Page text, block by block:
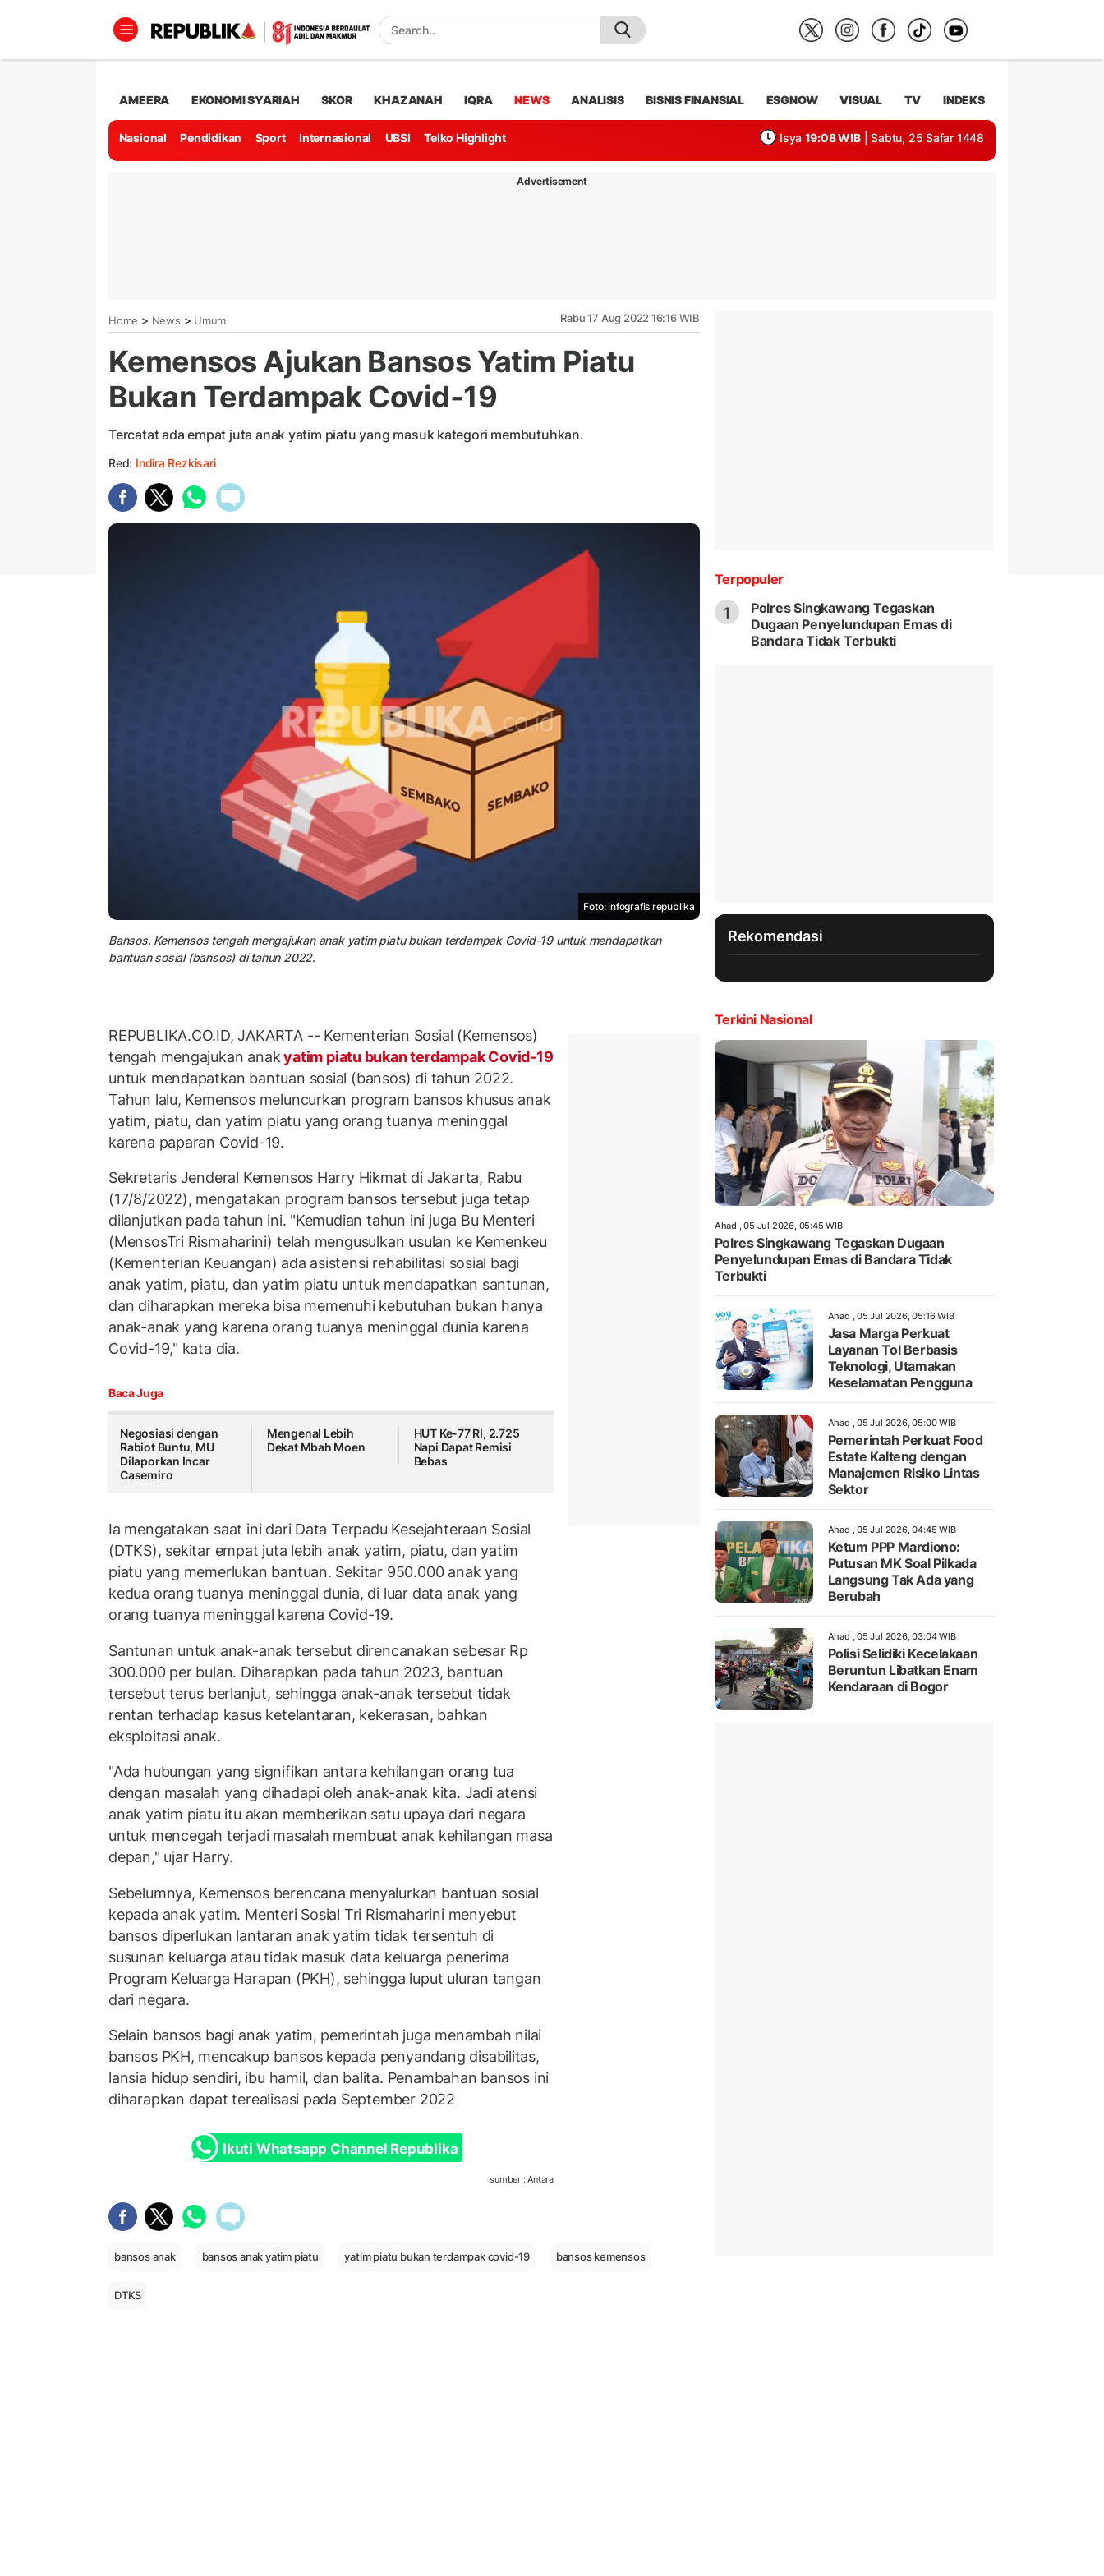
AMEERA EKONOMI SYARIAH SKOR KHAZANAH IQRA NEWS ANALISIS BISNIS FINANSIAL ESGNOW VISUAL TV INDEKS
Nasional Pendidikan Sport Internasional UBSI Telko Highlight Isya 19:08 WIB | Sabtu, 25 Safar 1448
Advertisement
Home > News > Umum Rabu 17 Aug 2022 16:16 WIB
Kemensos Ajukan Bansos Yatim Piatu
Bukan Terdampak Covid-19
Tercatat ada empat juta anak yatim piatu yang masuk kategori membutuhkan.
Red: Indira Rezkisari
Foto: infografis republika
Bansos. Kemensos tengah mengajukan anak yatim piatu bukan terdampak Covid-19 untuk mendapatkan
bantuan sosial (bansos) di tahun 2022.
REPUBLIKA.CO.ID, JAKARTA -- Kementerian Sosial (Kemensos)
tengah mengajukan anakyatim piatu bukan terdampak Covid-19
untuk mendapatkan bantuan sosial (bansos) di tahun 2022.
Tahun lalu, Kemensos meluncurkan program bansos khusus anak
yatim, piatu, dan yatim piatu yang orang tuanya meninggal
karena paparan Covid-19.
Sekretaris Jenderal Kemensos Harry Hikmat di Jakarta, Rabu
(17/8/2022), mengatakan program bansos tersebut juga tetap
dilanjutkan pada tahun ini. "Kemudian tahun ini juga Bu Menteri
(MensosTri Rismaharini) telah mengusulkan usulan ke Kemenkeu
(Kementerian Keuangan) ada asistensi rehabilitasi sosial bagi
anak yatim, piatu, dan yatim piatu untuk mendapatkan santunan,
dan diharapkan mereka bisa memenuhi kebutuhan bukan hanya
anak-anak yang karena orang tuanya meninggal dunia karena
Covid-19," kata dia.
Baca Juga
Negosiasi dengan
Rabiot Buntu, MU
Dilaporkan Incar
Casemiro
Mengenal Lebih
Dekat Mbah Moen
HUT Ke-77 RI, 2.725
Napi Dapat Remisi
Bebas
Ia mengatakan saat ini dari Data Terpadu Kesejahteraan Sosial
(DTKS), sekitar empat juta lebih anak yatim, piatu, dan yatim
piatu yang memerlukan bantuan. Sekitar 950.000 anak yang
kedua orang tuanya meninggal dunia, di luar data anak yang
orang tuanya meninggal karena Covid-19.
Santunan untuk anak-anak tersebut direncanakan sebesar Rp
300.000 per bulan. Diharapkan pada tahun 2023, bantuan
tersebut terus berlanjut, sehingga anak-anak tersebut tidak
rentan terhadap kasus ketelantaran, kekerasan, bahkan
eksploitasi anak.
"Ada hubungan yang signifikan antara kehilangan orang tua
dengan masalah yang dihadapi oleh anak-anak kita. Jadi atensi
anak yatim piatu itu akan memberikan satu upaya dari negara
untuk mencegah terjadi masalah membuat anak kehilangan masa
depan," ujar Harry.
Sebelumnya, Kemensos berencana menyalurkan bantuan sosial
kepada anak yatim. Menteri Sosial Tri Rismaharini menyebut
bansos diperlukan lantaran anak yatim tidak tersentuh di
susunan keluarga atau tidak masuk data keluarga penerima
Program Keluarga Harapan (PKH), sehingga luput uluran tangan
dari negara.
Selain bansos bagi anak yatim, pemerintah juga menambah nilai
bansos PKH, mencakup bansos kepada penyandang disabilitas,
lansia hidup sendiri, ibu hamil, dan balita. Penambahan bansos ini
diharapkan dapat terealisasi pada September 2022
Ikuti Whatsapp Channel Republika
sumber : Antara
bansos anak bansos anak yatim piatu yatim piatu bukan terdampak covid-19 bansos kemensos
DTKS
Terpopuler
1
Polres Singkawang Tegaskan
Dugaan Penyelundupan Emas di
Bandara Tidak Terbukti
Rekomendasi
Terkini Nasional
Ahad , 05 Jul 2026, 05:45 WIB
Polres Singkawang Tegaskan Dugaan
Penyelundupan Emas di Bandara Tidak
Terbukti
Ahad , 05 Jul 2026, 05:16 WIB
Jasa Marga Perkuat
Layanan Tol Berbasis
Teknologi, Utamakan
Keselamatan Pengguna
Ahad , 05 Jul 2026, 05:00 WIB
Pemerintah Perkuat Food
Estate Kalteng dengan
Manajemen Risiko Lintas
Sektor
Ahad , 05 Jul 2026, 04:45 WIB
Ketum PPP Mardiono:
Putusan MK Soal Pilkada
Langsung Tak Ada yang
Berubah
Ahad , 05 Jul 2026, 03:04 WIB
Polisi Selidiki Kecelakaan
Beruntun Libatkan Enam
Kendaraan di Bogor